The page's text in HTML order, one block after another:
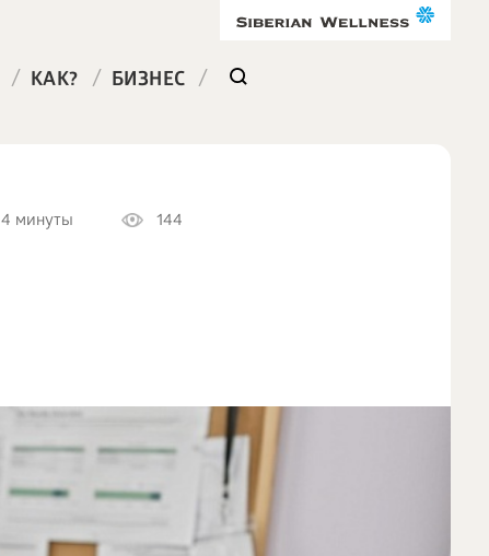
/ КАК? / БИЗНЕС /
4 минуты 144